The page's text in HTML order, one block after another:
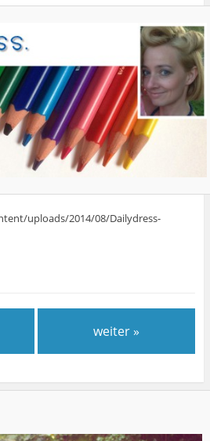
uploads/2014/08/Dailydress-
weiter »